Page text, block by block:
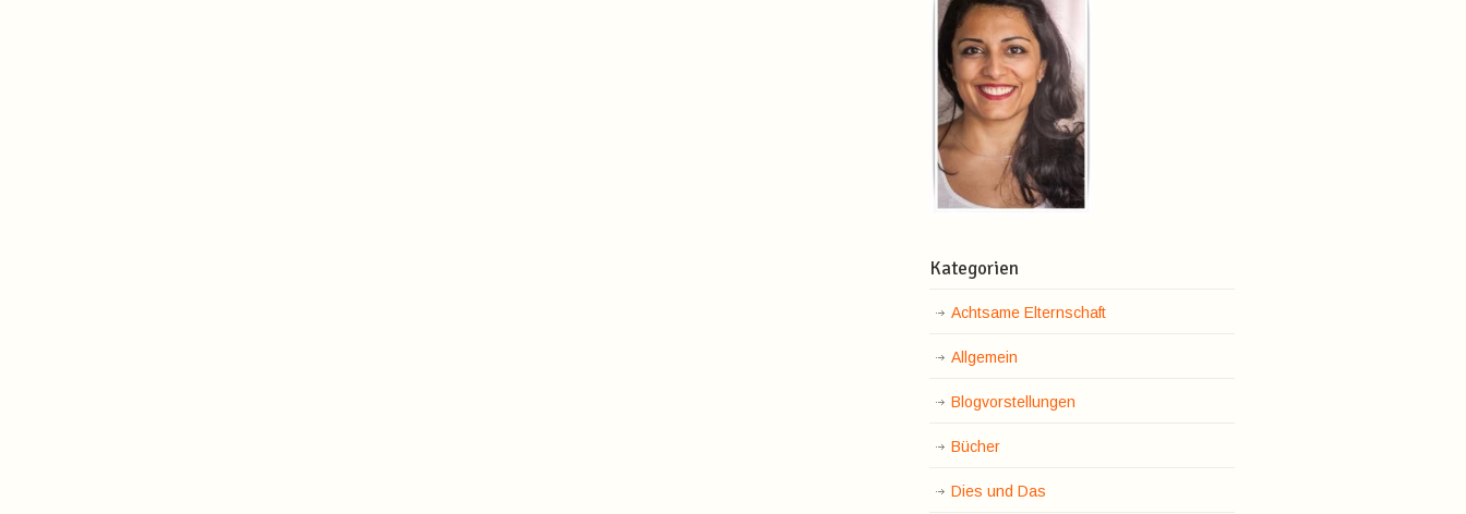
Kategorien
Achtsame Elternschaft
Allgemein
Blogvorstellungen
Bücher
Dies und Das